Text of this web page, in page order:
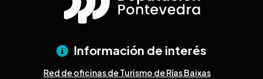
Información de interés
Red de oficinas de Turismo de Rías Baixas